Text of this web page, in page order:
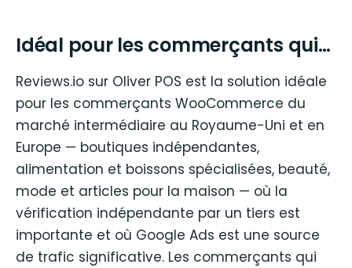
Idéal pour les commerçants qui…
Reviews.io sur Oliver POS est la solution idéale
pour les commerçants WooCommerce du
marché intermédiaire au Royaume-Uni et en
Europe — boutiques indépendantes,
alimentation et boissons spécialisées, beauté,
mode et articles pour la maison — où la
vérification indépendante par un tiers est
importante et où Google Ads est une source
de trafic significative. Les commerçants qui